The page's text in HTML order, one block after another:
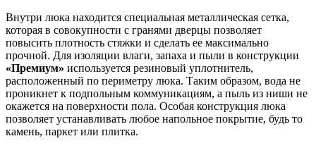
Внутри люка находится специальная металлическая сетка,
которая в совокупности с гранями дверцы позволяет
повысить плотность стяжки и сделать ее максимально
прочной. Для изоляции влаги, запаха и пыли в конструкции
«Премиум» используется резиновый уплотнитель,
расположенный по периметру люка. Таким образом, вода не
проникнет к подпольным коммуникациям, а пыль из ниши не
окажется на поверхности пола. Особая конструкция люка
позволяет устанавливать любое напольное покрытие, будь то
камень, паркет или плитка.